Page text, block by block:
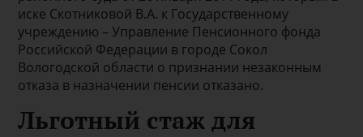
иске Скотниковой В.А. к Государственному
учреждению – Управление Пенсионного фонда
Российской Федерации в городе Сокол
Вологодской области о признании незаконным
отказа в назначении пенсии отказано.
Льготный стаж для